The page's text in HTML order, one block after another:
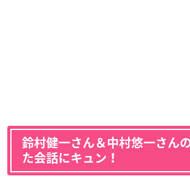
鈴村健一さん＆中村悠一さん
た会話にキュン！